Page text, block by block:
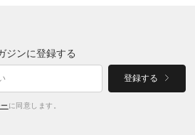
ジンに登録する
登録する
に同意します。